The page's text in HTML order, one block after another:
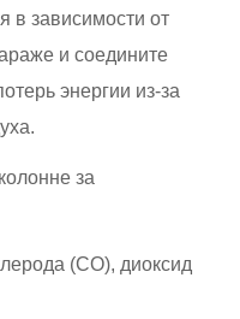
в зависимости от
и соедините
энергии из-за
за
(CO), диоксид